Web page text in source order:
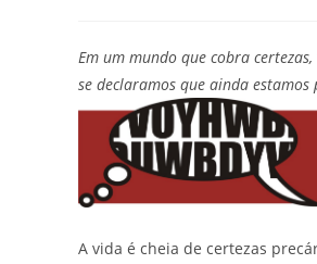
Em um mundo que cobra
se declaramos que ainda estamos
A vida é cheia de certezas